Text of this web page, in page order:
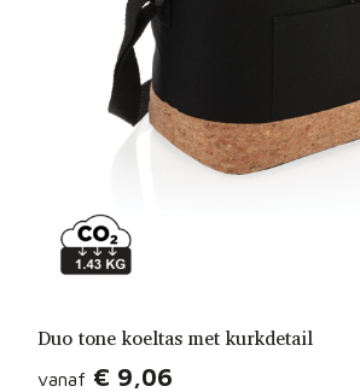
Duo tone koeltas met kurkdetail
vanaf € 9,06